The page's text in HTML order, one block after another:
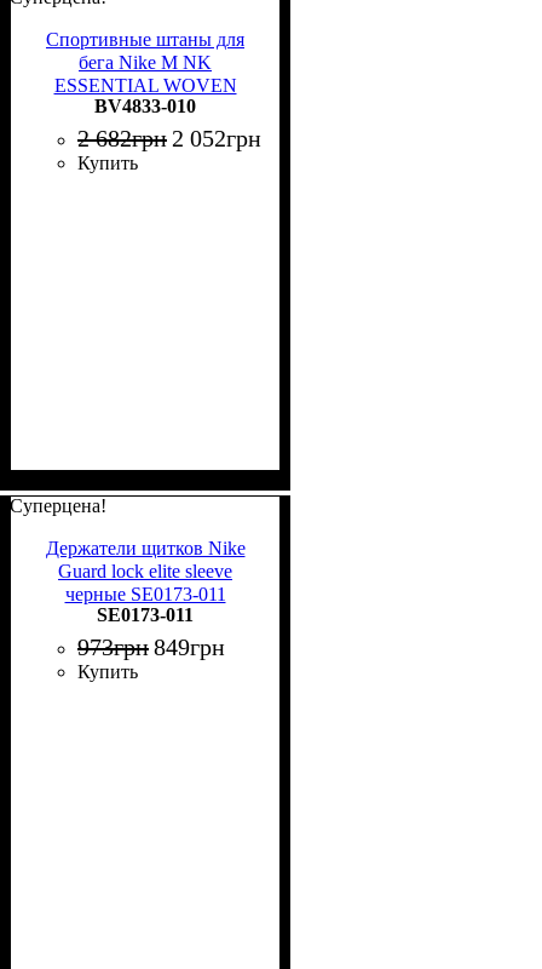
Спортивные штаны для
бега Nike M NK
ESSENTIAL WOVEN
PANT черные BV4833-010
BV4833-010
2 682грн 2 052грн
Купить
Суперцена!
Держатели щитков Nike
Guard lock elite sleeve
черные SE0173-011
SE0173-011
973грн849грн
Купить